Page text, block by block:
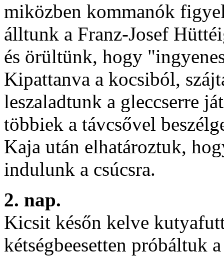
miközben kommanók
álltunk a Franz-Josef
és örültünk, hogy
Kipattanva a kocsiból,
leszaladtunk a gleccserre
többiek a távcsővel
Kaja után elhatároztuk,
indulunk a csúcsra.
2. nap.
Kicsit későn kelve
kétségbeesetten próbáltuk